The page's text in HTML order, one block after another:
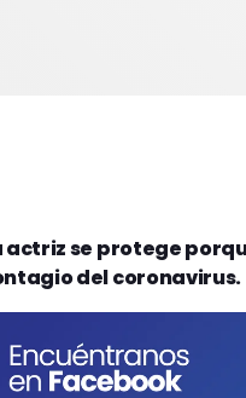
actriz se protege
del coronavirus.